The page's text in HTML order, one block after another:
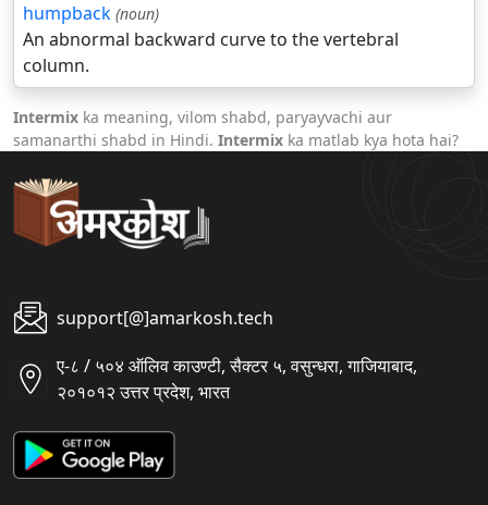
humpback (noun)
An abnormal backward curve to the vertebral
column.
Intermix ka meaning, vilom shabd, paryayvachi aur
samanarthi shabd in Hindi. Intermix ka matlab kya hota hai?
support[@]amarkosh.tech
ए-८ / ५०४ ऑलिव काउण्टी, सैक्टर ५, वसुन्धरा, गाजियाबाद,
२०१०१२ उत्तर प्रदेश, भारत